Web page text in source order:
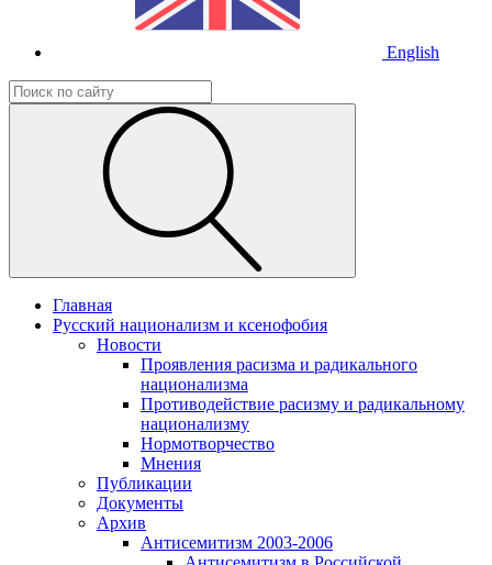
English
Главная
Русский национализм и ксенофобия
Новости
Проявления расизма и радикального
национализма
Противодействие расизму и радикальному
национализму
Нормотворчество
Мнения
Публикации
Документы
Архив
Антисемитизм 2003-2006